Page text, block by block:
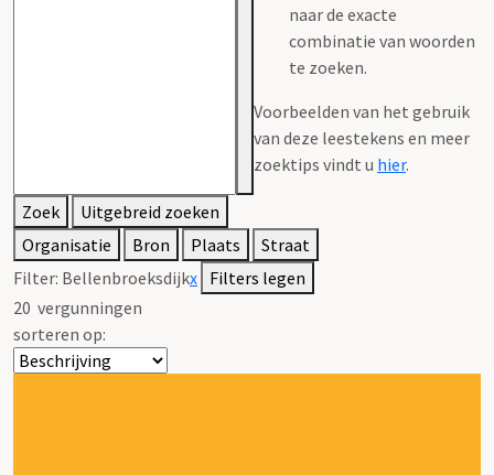
naar de exacte
combinatie van woorden
te zoeken.
Voorbeelden van het gebruik
van deze leestekens en meer
zoektips vindt u hier.
Zoek
Uitgebreid zoeken
Organisatie
Bron Plaats
Straat
Filter: Bellenbroeksdijkx Filters legen
20 vergunningen
sorteren op: